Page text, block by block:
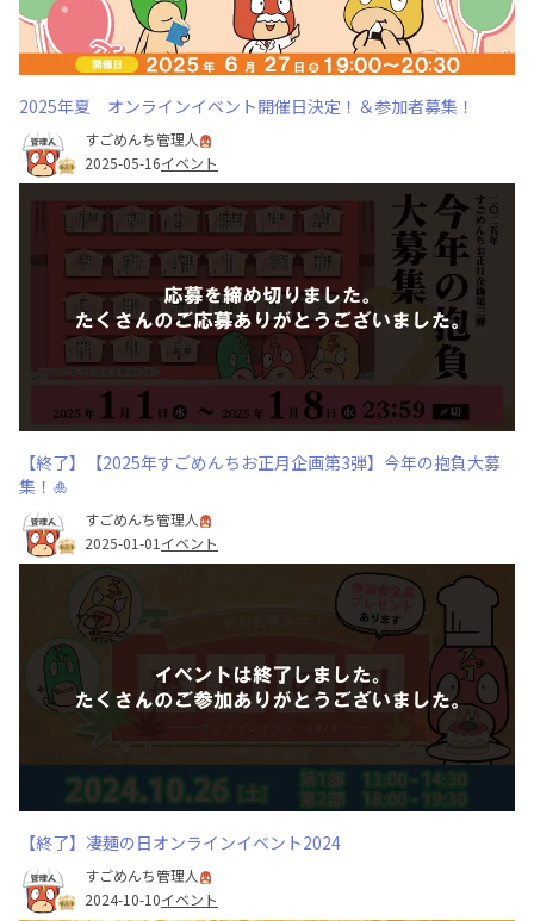
2025年夏 オンラインイベント開催日決定！＆参加者募集！
すごめんち管理人
2025-05-16イベント
【終了】【2025年すごめんちお正月企画第3弾】今年の抱負大募
集！🎍
すごめんち管理人
2025-01-01 イベント
【終了】凄麺の日オンラインイベント2024
すごめんち管理人
2024-10-10イベント